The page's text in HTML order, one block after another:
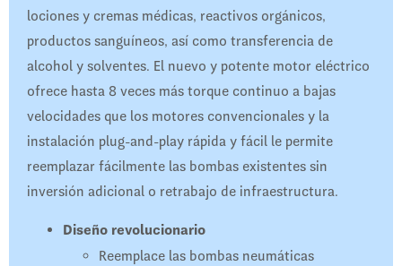
lociones y cremas médicas, reactivos orgánicos,
productos sanguíneos, así como transferencia de
alcohol y solventes. El nuevo y potente motor eléctrico
ofrece hasta 8 veces más torque continuo a bajas
velocidades que los motores convencionales y la
instalación plug-and-play rápida y fácil le permite
reemplazar fácilmente las bombas existentes sin
inversión adicional o retrabajo de infraestructura.
Diseño revolucionario
Reemplace las bombas neumáticas